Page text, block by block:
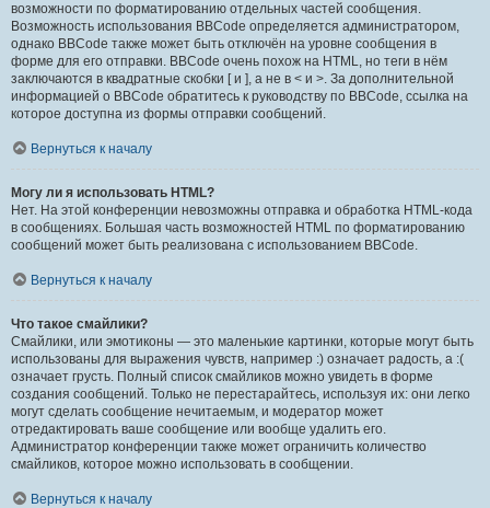
возможности по форматированию отдельных частей сообщения.
Возможность использования BBCode определяется администратором,
однако BBCode также может быть отключён на уровне сообщения в
форме для его отправки. BBCode очень похож на HTML, но теги в нём
заключаются в квадратные скобки [ и ], а не в < и >. За дополнительной
информацией о BBCode обратитесь к руководству по BBCode, ссылка на
которое доступна из формы отправки сообщений.
Вернуться к началу
Могу ли я использовать HTML?
Нет. На этой конференции невозможны отправка и обработка HTML-кода
в сообщениях. Большая часть возможностей HTML по форматированию
сообщений может быть реализована с использованием BBCode.
Вернуться к началу
Что такое смайлики?
Смайлики, или эмотиконы — это маленькие картинки, которые могут быть
использованы для выражения чувств, например :) означает радость, а :(
означает грусть. Полный список смайликов можно увидеть в форме
создания сообщений. Только не перестарайтесь, используя их: они легко
могут сделать сообщение нечитаемым, и модератор может
отредактировать ваше сообщение или вообще удалить его.
Администратор конференции также может ограничить количество
смайликов, которое можно использовать в сообщении.
Вернуться к началу